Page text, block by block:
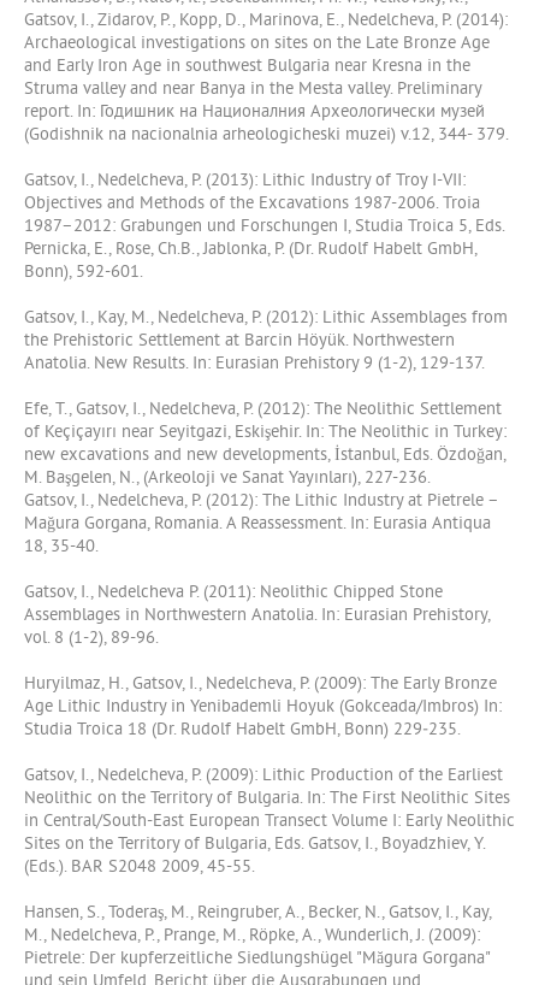
Gatsov, I., Zidarov, P., Kopp, D., Marinova, E., Nedelcheva, P. (2014):
Archaeological investigations on sites on the Late Bronze Age
and Early Iron Age in southwest Bulgaria near Kresna in the
Struma valley and near Banya in the Mesta valley. Preliminary
report. In: Годишник на Националния Археологически музей
(Godishnik na nacionalnia arheologicheski muzei) v.12, 344- 379.
Gatsov, I., Nedelcheva, P. (2013): Lithic Industry of Troy I-VII:
Objectives and Methods of the Excavations 1987-2006. Troia
1987–2012: Grabungen und Forschungen I, Studia Troica 5, Eds.
Pernicka, E., Rose, Ch.B., Jablonka, P. (Dr. Rudolf Habelt GmbH,
Bonn), 592-601.
Gatsov, I., Kay, M., Nedelcheva, P. (2012): Lithic Assemblages from
the Prehistoric Settlement at Barcin Höyük. Northwestern
Anatolia. New Results. In: Eurasian Prehistory 9 (1-2), 129-137.
Efe, T., Gatsov, I., Nedelcheva, P. (2012): The Neolithic Settlement
of Keçiçayırı near Seyitgazi, Eskişehir. In: The Neolithic in Turkey:
new excavations and new developments, İstanbul, Eds. Özdoğan,
M. Başgelen, N., (Arkeoloji ve Sanat Yayınları), 227-236.
Gatsov, I., Nedelcheva, P. (2012): The Lithic Industry at Pietrele –
Mağura Gorgana, Romania. A Reassessment. In: Eurasia Antiqua
18, 35-40.
Gatsov, I., Nedelcheva P. (2011): Neolithic Chipped Stone
Assemblages in Northwestern Anatolia. In: Eurasian Prehistory,
vol. 8 (1-2), 89-96.
Huryilmaz, H., Gatsov, I., Nedelcheva, P. (2009): The Early Bronze
Age Lithic Industry in Yenibademli Hoyuk (Gokceada/Imbros) In:
Studia Troica 18 (Dr. Rudolf Habelt GmbH, Bonn) 229‐235.
Gatsov, I., Nedelcheva, P. (2009): Lithic Production of the Earliest
Neolithic on the Territory of Bulgaria. In: The First Neolithic Sites
in Central/South-East European Transect Volume I: Early Neolithic
Sites on the Territory of Bulgaria, Eds. Gatsov, I., Boyadzhiev, Y.
(Eds.). BAR S2048 2009, 45-55.
Hansen, S., Toderaş, M., Reingruber, A., Becker, N., Gatsov, I., Kay,
M., Nedelcheva, P., Prange, M., Röpke, A., Wunderlich, J. (2009):
Pietrele: Der kupferzeitliche Siedlungshügel "Măgura Gorgana"